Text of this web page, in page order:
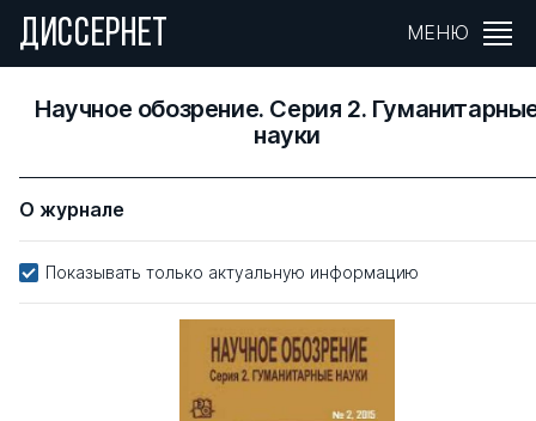
ДИССЕРНЕТ МЕНЮ
Научное обозрение. Серия 2.
науки
О журнале
Показывать только актуальную информацию